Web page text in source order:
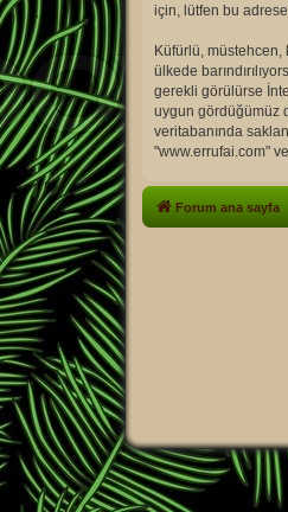
için, lütfen bu adrese
Küfürlü,
ülkede
gerekli görülürse
uygun gördüğümüz
veritabanında
"www.errufai.com"
Forum ana sayfa